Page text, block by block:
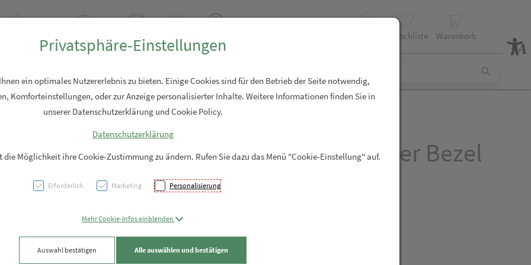
Wunschliste Warenkorb
Blomdahl Ohrstecker Bezel
Gold Titan 5mm
27,80 EUR
Privatsphäre-Einstellungen
ein optimales Nutzererlebnis zu bieten. Einige Cookies sind für den Betrieb der Seite notwendig,
Komforteinstellungen, oder zur Anzeige personalisierter Inhalte. Weitere Informationen finden Sie in
unserer Datenschutzerklärung und Cookie Policy.
Datenschutzerklärung
die Möglichkeit ihre Cookie-Zustimmung zu ändern. Rufen Sie dazu das Menü "Cookie-Einstellung" auf.
Erforderlich Marketing Personalisierung
Mehr Cookie-Infos einblenden
Auswahl bestätigen Alle auswählen und bestätigen